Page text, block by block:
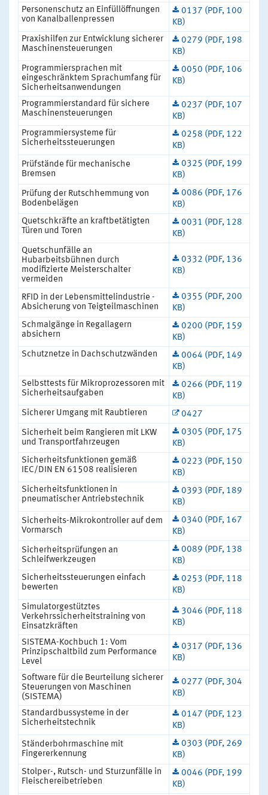
Personenschutz an Einfüllöffnungen
von Kanalballenpressen
0137 (PDF, 100
KB)
Praxishilfen zur Entwicklung sicherer
Maschinensteuerungen
0279 (PDF, 198
KB)
Programmiersprachen mit
eingeschränktem Sprachumfang für
Sicherheitsanwendungen
0050 (PDF, 106
KB)
Programmierstandard für sichere
Maschinensteuerungen
0237 (PDF, 107
KB)
Programmiersysteme für
Sicherheitssteuerungen
0258 (PDF, 122
KB)
Prüfstände für mechanische
Bremsen
0325 (PDF, 199
KB)
Prüfung der Rutschhemmung von
Bodenbelägen
0086 (PDF, 176
KB)
Quetschkräfte an kraftbetätigten
Türen und Toren
0031 (PDF, 128
KB)
Quetschunfälle an
Hubarbeitsbühnen durch
modifizierte Meisterschalter
vermeiden
0332 (PDF, 136
KB)
RFID in der Lebensmittelindustrie -
Absicherung von Teigteilmaschinen
0355 (PDF, 200
KB)
Schmalgänge in Regallagern
absichern
0200 (PDF, 159
KB)
Schutznetze in Dachschutzwänden
0064 (PDF, 149
KB)
Selbsttests für Mikroprozessoren mit
Sicherheitsaufgaben
0266 (PDF, 119
KB)
Sicherer Umgang mit Raubtieren
0427
Sicherheit beim Rangieren mit LKW
und Transportfahrzeugen
0305 (PDF, 175
KB)
Sicherheitsfunktionen gemäß
IEC/DIN EN 61508 realisieren
0223 (PDF, 150
KB)
Sicherheitsfunktionen in
pneumatischer Antriebstechnik
0393 (PDF, 189
KB)
Sicherheits-Mikrokontroller auf dem
Vormarsch
0340 (PDF, 167
KB)
Sicherheitsprüfungen an
Schleifwerkzeugen
0089 (PDF, 138
KB)
Sicherheitssteuerungen einfach
bewerten
0253 (PDF, 118
KB)
Simulatorgestütztes
Verkehrssicherheitstraining von
Einsatzkräften
3046 (PDF, 118
KB)
SISTEMA-Kochbuch 1: Vom
Prinzipschaltbild zum Performance
Level
0317 (PDF, 136
KB)
Software für die Beurteilung sicherer
Steuerungen von Maschinen
(SISTEMA)
0277 (PDF, 304
KB)
Standardbussysteme in der
Sicherheitstechnik
0147 (PDF, 123
KB)
Ständerbohrmaschine mit
Fingererkennung
0303 (PDF, 269
KB)
Stolper-, Rutsch- und Sturzunfälle in
Fleischereibetrieben
0046 (PDF, 199
KB)